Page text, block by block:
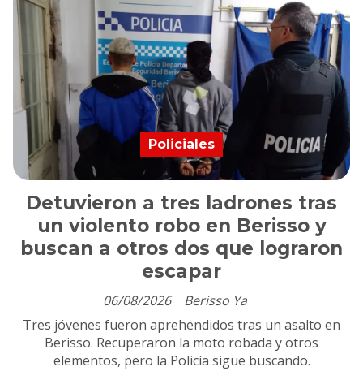
Detuvieron a tres ladrones tras
un violento robo en Berisso y
buscan a otros dos que lograron
escapar
Berisso Ya
Policiales
06/08/2026
Tres jóvenes fueron aprehendidos tras un asalto en
Berisso. Recuperaron la moto robada y otros
elementos, pero la Policía sigue buscando.